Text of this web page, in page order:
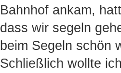
Bahnhof ankam,
dass wir segeln
beim Segeln schön
Schließlich wollte